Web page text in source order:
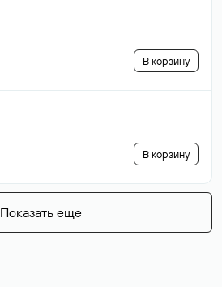
В корзину
В корзину
Показать еще